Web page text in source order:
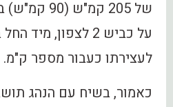
של 205
על כביש 2 לצפון,
לעצירתו כעבור מספר ק"מ.
כאמור, בשיח עם הנהג